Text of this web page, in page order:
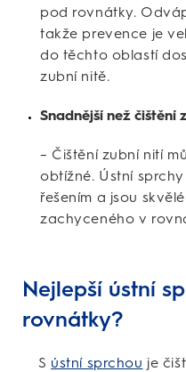
pod rovnátky.
takže prevence je
do těchto oblastí
zubní nitě.
Snadnější než čištění
– Čištění zubní nití
obtížné. Ústní
řešením a jsou
zachyceného v
Nejlepší ústní
rovnátky?
S ústní sprchou je